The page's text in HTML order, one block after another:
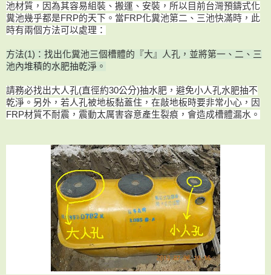
池材質，因為其容易組裝、搬運、安裝，所以目前台灣預鑄式化
糞池幾乎都是FRP的天下。 當FRP化糞池第二、三池快滿時， 此
時有兩個方法可以處理：
方法(1)：找出化糞池三個槽體的『大』人孔，並將第一、二、三
池內堆積的水肥抽乾淨。
請務必找出大人孔(直徑約30公分)抽水肥，避免小人孔水肥抽不
乾淨。另外，若人孔被地板黏蓋住，在敲地板時要非常小心，因
FRP材質不耐震，震動太厲害容意產生裂痕，會造成槽體漏水。